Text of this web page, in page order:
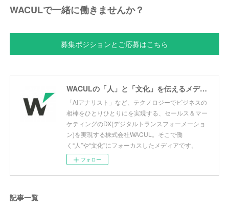
WACULで一緒に働きませんか？
募集ポジションとご応募はこちら
WACULの「人」と「文化」を伝えるメディア ーWACUL PEOPLE MEDIAー
「AIアナリスト」など、テクノロジーでビジネスの
相棒をひとりひとりにを実現する、セールス＆マー
ケティングのDX(デジタルトランスフォーメーショ
ン)を実現する株式会社WACUL。そこで働
く“人”や“文化”にフォーカスしたメディアです。
フォロー
記事一覧